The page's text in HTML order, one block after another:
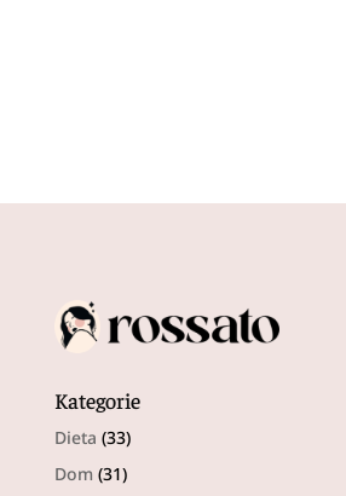
Kategorie
Dieta (33)
Dom (31)